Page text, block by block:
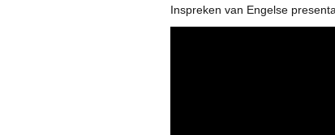
Inspreken van Engelse